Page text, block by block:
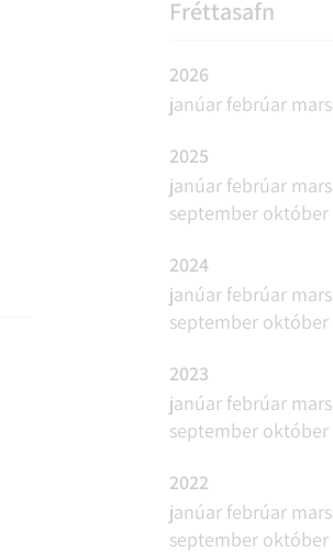
Fréttasafn
2026
janúar febrúar mars
2025
janúar febrúar mars
september október
2024
janúar febrúar mars
september október
2023
janúar febrúar mars
september október
2022
janúar febrúar mars
september október